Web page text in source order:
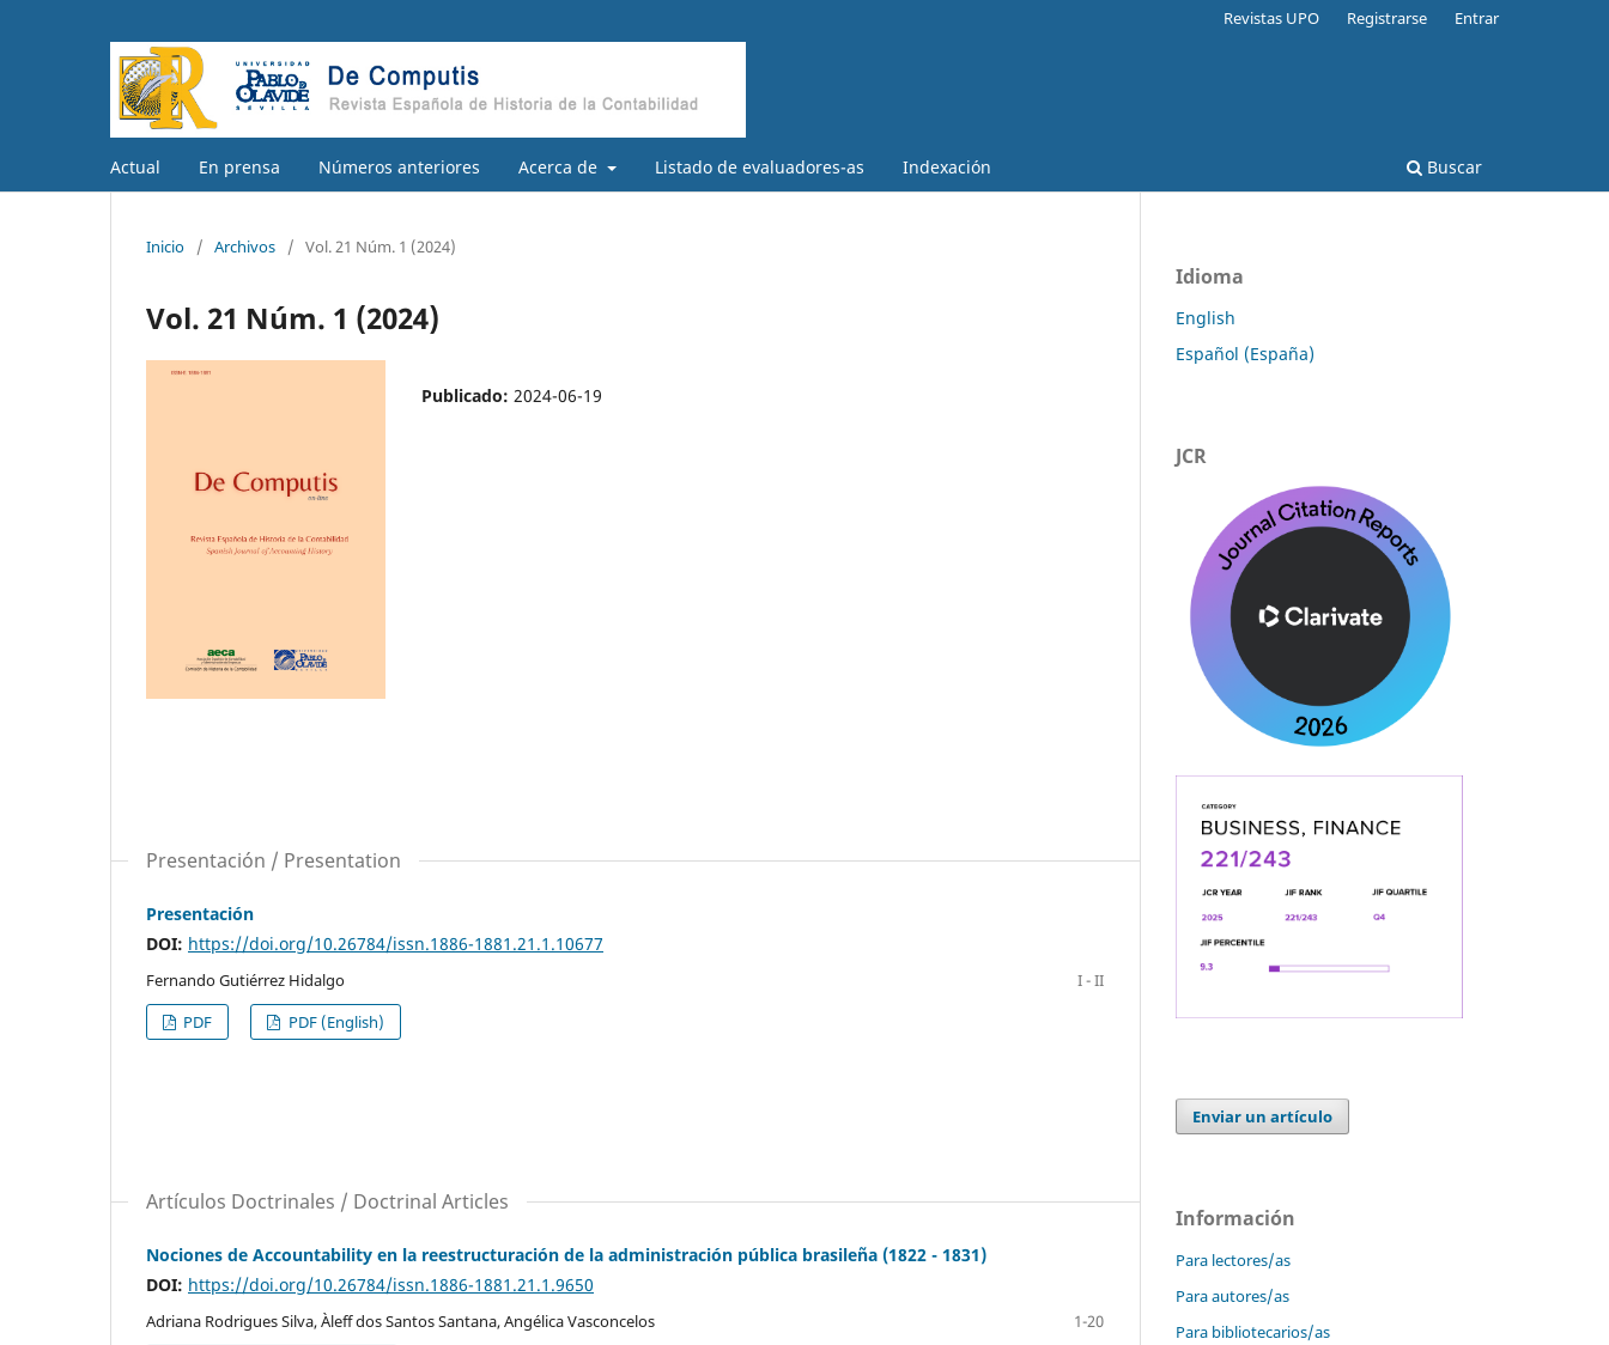
Actual En prensa Números anteriores Acerca de Listado de evaluadores-as Indexación Buscar
Revistas UPO Registrarse Entrar
Inicio / Archivos / Vol. 21 Núm. 1 (2024)
Vol. 21 Núm. 1 (2024)
Publicado: 2024-06-19
Presentación / Presentation
Presentación
DOI: https://doi.org/10.26784/issn.1886-1881.21.1.10677
Fernando Gutiérrez Hidalgo
I - II
PDF
PDF (English)
Artículos Doctrinales / Doctrinal Articles
Nociones de Accountability en la reestructuración de la administración pública brasileña (1822 - 1831)
DOI: https://doi.org/10.26784/issn.1886-1881.21.1.9650
Adriana Rodrigues Silva, Àleff dos Santos Santana, Angélica Vasconcelos
1-20
Idioma
English
Español (España)
JCR
Enviar un artículo
Información
Para lectores/as
Para autores/as
Para bibliotecarios/as